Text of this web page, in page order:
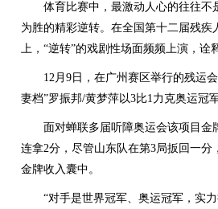
体育比赛中，最激动人心的往往不
为胜的精彩逆转。在全国第十二届残
上，“逆转”的戏剧性场面频频上演，诠
12月9日，在广州赛区举行的残运会
妻档”罗振邦/黄梦萍以3比1力克奥运冠
面对蝉联多届听障奥运会该项目金
连拿2分，尽管山东队在第3局扳回一
金牌收入囊中。
“对手是世界冠军、奥运冠军，实力